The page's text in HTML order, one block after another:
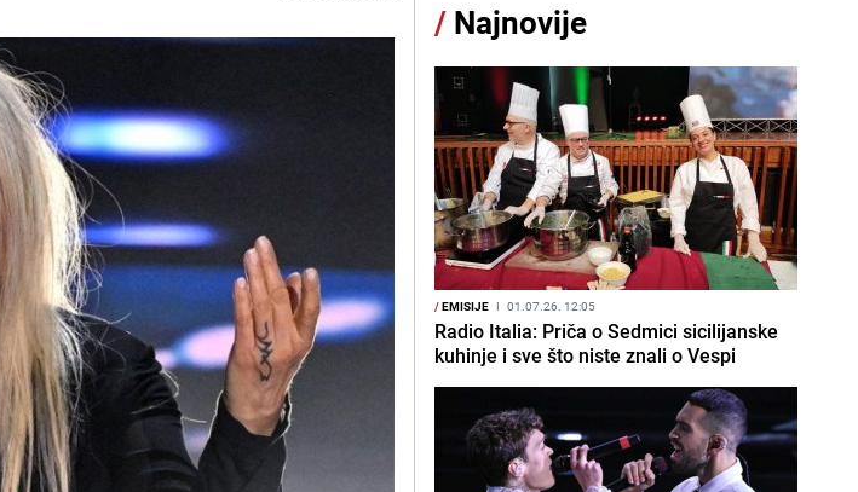
/ Najnovije
/EMISIJE I 01.07.26. 12:05
Radio Italia: Priča o Sedmici sicilijanske
kuhinje i sve što niste znali o Vespi